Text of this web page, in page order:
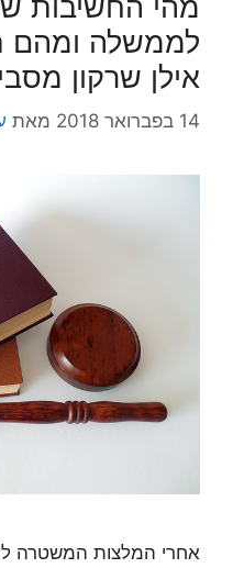
לממשלה ומהם
אילן שרקון
14 בפברואר 2018 מאת
אחרי המלצות המשטרה